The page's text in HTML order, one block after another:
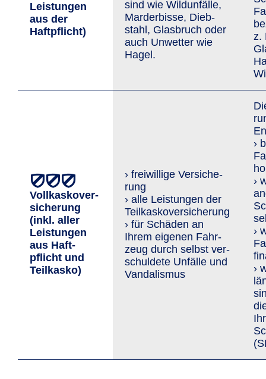
Leis­tungen
aus der
Haftpflicht)
sind wie Wild­unfälle,
Marder­bisse, Dieb­
stahl, Glasbruch oder
auch Un­wetter wie
Hagel.
z.
Vollkaskover­
sicherung
(inkl. aller
Leis­tungen
aus Haft­
pflicht und
Teil­kasko)
› freiwillige Ver­siche­
rung
› alle Leistungen der
Teilkaskoversicherung
› für Schäden an
Ihrem eigenen Fahr­
zeug durch selbst ver­
schuldete Unfälle und
Van­da­lis­mus
›
›
›
›